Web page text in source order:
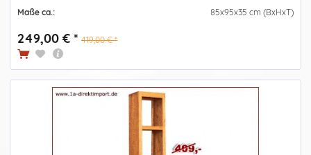
Maße ca.: 85x95x35 cm (BxHxT)
249,00 € * 419,00 € *